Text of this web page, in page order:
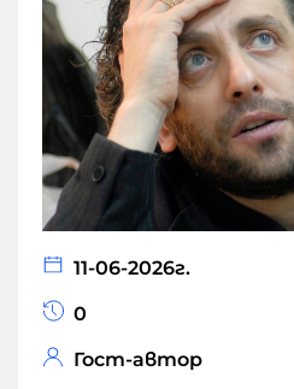
11-06-2026г.
0
Гост-автор